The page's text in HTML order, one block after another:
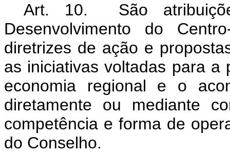
Art. 10. São
Desenvolvimento do
diretrizes de ação e
as iniciativas voltadas para a
economia regional e o
diretamente ou mediante
competência e forma de
do Conselho.